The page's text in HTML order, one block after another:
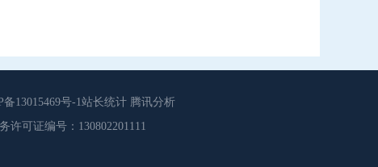
13015469号-1站长统计 腾讯分析
许可证编号：130802201111